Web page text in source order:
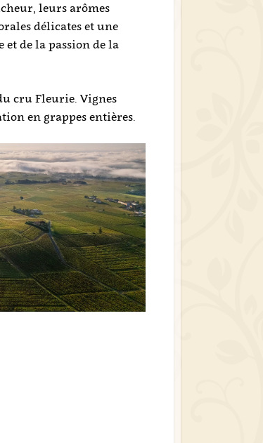
leurs arômes
délicates et une
de la passion de la
cru Fleurie. Vignes
en grappes entières.